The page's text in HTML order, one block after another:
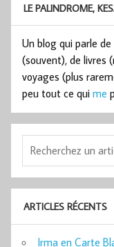
LE PALINDROME,
Un blog qui parle
(souvent), de livres
voyages (plus
peu tout ce qui me
ARTICLES RÉCENTS
Irma en Carte